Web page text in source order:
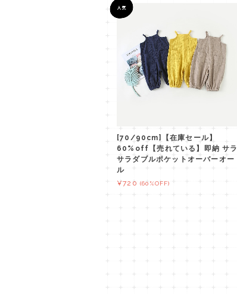
[70/90cm]【在庫セール】
60%off【売れている】即納 サラ
サラダブルポケットオーバーオー
ル
¥720 (60%OFF)